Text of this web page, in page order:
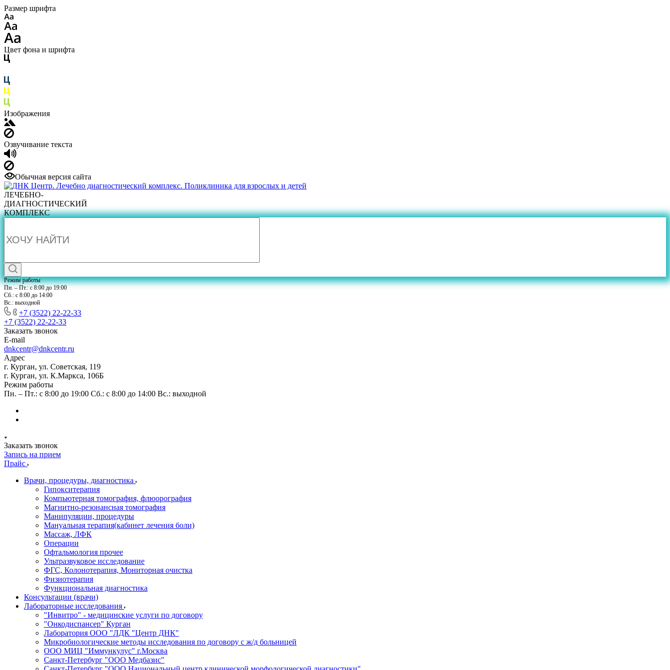
Размер шрифта
Цвет фона и шрифта
Изображения
Озвучивание текста
Обычная версия сайта
ЛЕЧЕБНО-
ДИАГНОСТИЧЕСКИЙ
КОМПЛЕКС
Режим работы
Пн. – Пт.: с 8:00 до 19:00
Сб.: с 8:00 до 14:00
Вс.: выходной
+7 (3522) 22-22-33
+7 (3522) 22-22-33
Заказать звонок
E-mail
dnkcentr@dnkcentr.ru
Адрес
г. Курган, ул. Советская, 119
г. Курган, ул. К.Маркса, 106Б
Режим работы
Пн. – Пт.: с 8:00 до 19:00 Сб.: с 8:00 до 14:00 Вс.: выходной
Заказать звонок
Запись на прием
Прайс
Врачи, процедуры, диагностика
Гипокситерапия
Компьютерная томография, флюорография
Магнитно-резонансная томография
Манипуляции, процедуры
Мануальная терапия(кабинет лечения боли)
Массаж, ЛФК
Операции
Офтальмология прочее
Ультразвуковое исследование
ФГС, Колонотерапия, Мониторная очистка
Физиотерапия
Функциональная диагностика
Консультации (врачи)
Лабораторные исследования
"Инвитро" - медицинские услуги по договору
"Онкодиспансер" Курган
Лаборатория ООО "ЛДК "Центр ДНК"
Микробиологические методы исследования по договору с ж/д больницей
ООО МИЦ "Иммункулус" г.Москва
Санкт-Петербург "ООО Медбазис"